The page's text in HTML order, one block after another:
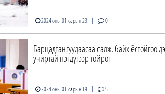
2024 оны 01 сарын 23 | 0
Барцадтангуудаасаа салж, байх ёстойгоо
учиртай нэгдүгээр тойрог
2024 оны 01 сарын 19 | 5